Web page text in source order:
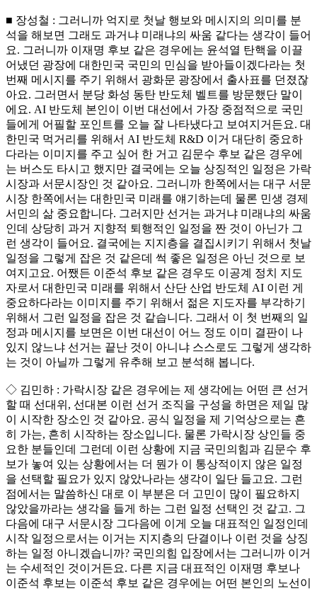
■ 장성철 : 그러니까 억지로 첫날 행보와 메시지의 의미를 분
석을 해보면 그래도 과거냐 미래냐의 싸움 같다는 생각이 들어
요. 그러니까 이재명 후보 같은 경우에는 윤석열 탄핵을 이끌
어냈던 광장에 대한민국 국민의 민심을 받아들이겠다라는 첫
번째 메시지를 주기 위해서 광화문 광장에서 출사표를 던졌잖
아요. 그러면서 분당 화성 동탄 반도체 벨트를 방문했단 말이
에요. AI 반도체 본인이 이번 대선에서 가장 중점적으로 국민
들에게 어필할 포인트를 오늘 잘 나타냈다고 보여지거든요. 대
한민국 먹거리를 위해서 AI 반도체 R&D 이거 대단히 중요하
다라는 이미지를 주고 싶어 한 거고 김문수 후보 같은 경우에
는 버스도 타시고 했지만 결국에는 오늘 상징적인 일정은 가락
시장과 서문시장인 것 같아요. 그러니까 한쪽에서는 대구 서문
시장 한쪽에서는 대한민국 미래를 얘기하는데 물론 민생 경제
서민의 삶 중요합니다. 그러지만 선거는 과거냐 미래냐의 싸움
인데 상당히 과거 지향적 퇴행적인 일정을 짠 것이 아닌가 그
런 생각이 들어요. 결국에는 지지층을 결집시키기 위해서 첫날
일정을 그렇게 잡은 것 같은데 썩 좋은 일정은 아닌 것으로 보
여지고요. 어쨌든 이준석 후보 같은 경우도 이공계 정치 지도
자로서 대한민국 미래를 위해서 산단 산업 반도체 AI 이런 게
중요하다라는 이미지를 주기 위해서 젊은 지도자를 부각하기
위해서 그런 일정을 잡은 것 같습니다. 그래서 이 첫 번째의 일
정과 메시지를 보면은 이번 대선이 어느 정도 이미 결판이 나
있지 않느냐 선거는 끝난 것이 아니냐 스스로도 그렇게 생각하
는 것이 아닐까 그렇게 유추해 보고 분석해 봅니다.
◇ 김민하 : 가락시장 같은 경우에는 제 생각에는 어떤 큰 선거
할 때 선대위, 선대본 이런 선거 조직을 구성을 하면은 제일 많
이 시작한 장소인 것 같아요. 공식 일정을 제 기억상으로는 흔
히 가는, 흔히 시작하는 장소입니다. 물론 가락시장 상인들 중
요한 분들인데 그런데 이런 상황에 지금 국민의힘과 김문수 후
보가 놓여 있는 상황에서는 더 뭔가 이 통상적이지 않은 일정
을 선택할 필요가 있지 않았나라는 생각이 일단 들고요. 그런
점에서는 말씀하신 대로 이 부분은 더 고민이 많이 필요하지
않았을까라는 생각을 들게 하는 그런 일정 선택인 것 같고. 그
다음에 대구 서문시장 그다음에 이게 오늘 대표적인 일정인데
시작 일정으로서는 이거는 지지층의 단결이나 이런 것을 상징
하는 일정 아니겠습니까? 국민의힘 입장에서는 그러니까 이거
는 수세적인 것이거든요. 다른 지금 대표적인 이재명 후보나
이준석 후보는 이준석 후보 같은 경우에는 어떤 본인의 노선이